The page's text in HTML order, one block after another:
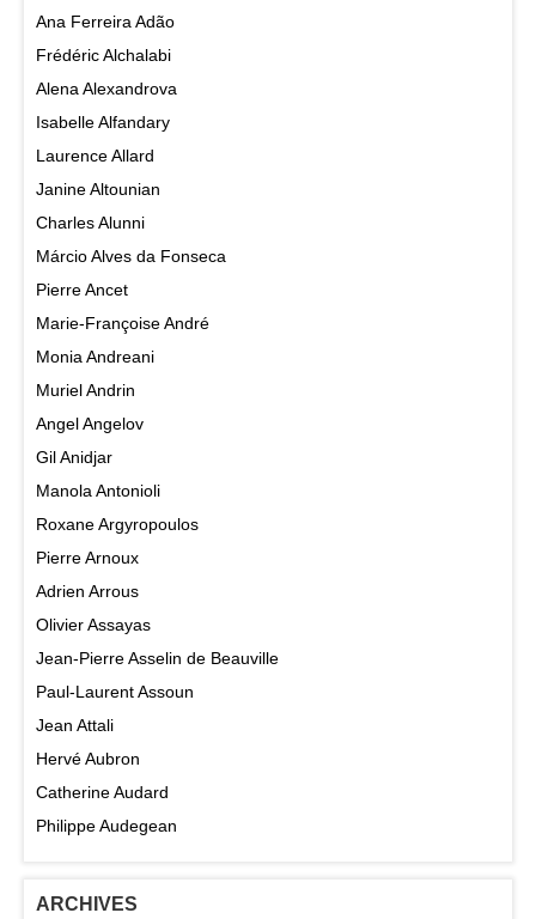
Ana Ferreira Adão
Frédéric Alchalabi
Alena Alexandrova
Isabelle Alfandary
Laurence Allard
Janine Altounian
Charles Alunni
Márcio Alves da Fonseca
Pierre Ancet
Marie-Françoise André
Monia Andreani
Muriel Andrin
Angel Angelov
Gil Anidjar
Manola Antonioli
Roxane Argyropoulos
Pierre Arnoux
Adrien Arrous
Olivier Assayas
Jean-Pierre Asselin de Beauville
Paul-Laurent Assoun
Jean Attali
Hervé Aubron
Catherine Audard
Philippe Audegean
ARCHIVES